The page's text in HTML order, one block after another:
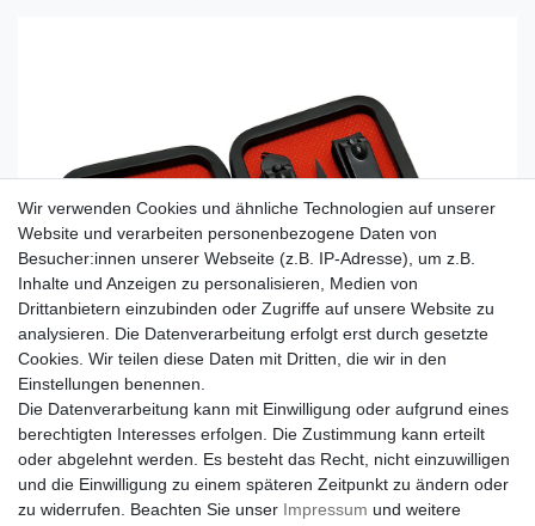
Wir verwenden Cookies und ähnliche Technologien auf unserer
Website und verarbeiten personenbezogene Daten von
Besucher:innen unserer Webseite (z.B. IP-Adresse), um z.B.
Inhalte und Anzeigen zu personalisieren, Medien von
Drittanbietern einzubinden oder Zugriffe auf unsere Website zu
analysieren. Die Datenverarbeitung erfolgt erst durch gesetzte
Cookies. Wir teilen diese Daten mit Dritten, die wir in den
Einstellungen benennen.
Die Datenverarbeitung kann mit Einwilligung oder aufgrund eines
berechtigten Interesses erfolgen. Die Zustimmung kann erteilt
oder abgelehnt werden. Es besteht das Recht, nicht einzuwilligen
und die Einwilligung zu einem späteren Zeitpunkt zu ändern oder
zu widerrufen. Beachten Sie unser Impressum und weitere